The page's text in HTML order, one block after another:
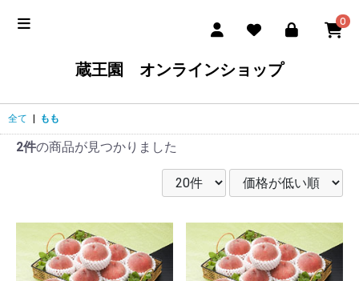
0
蔵王園 オンラインショップ
全て もも
2件の商品が見つかりました